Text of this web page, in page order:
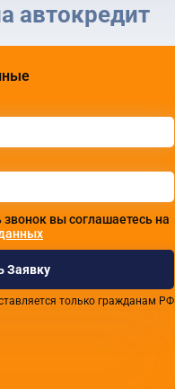
автокредит
вы соглашаетесь на
Заявку
только гражданам РФ